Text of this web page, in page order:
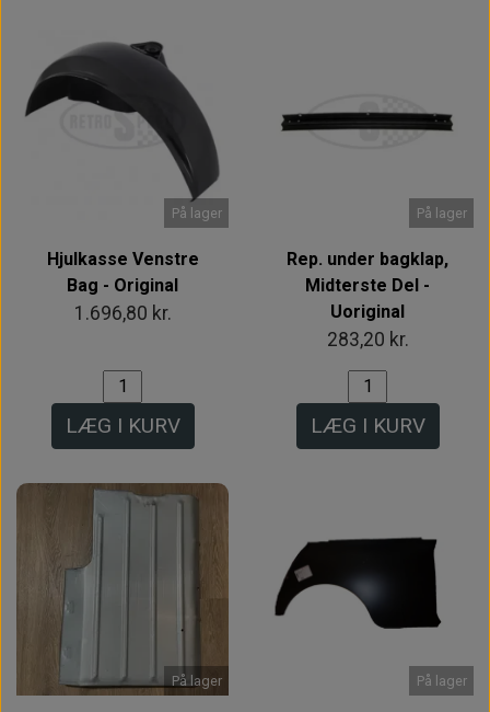
På lager
Hjulkasse Venstre
Bag - Original
1.696,80 kr.
LÆG I KURV
På lager
Rep. under bagklap,
Midterste Del -
Uoriginal
283,20 kr.
LÆG I KURV
På lager På lager